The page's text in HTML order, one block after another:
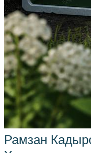
Рамзан